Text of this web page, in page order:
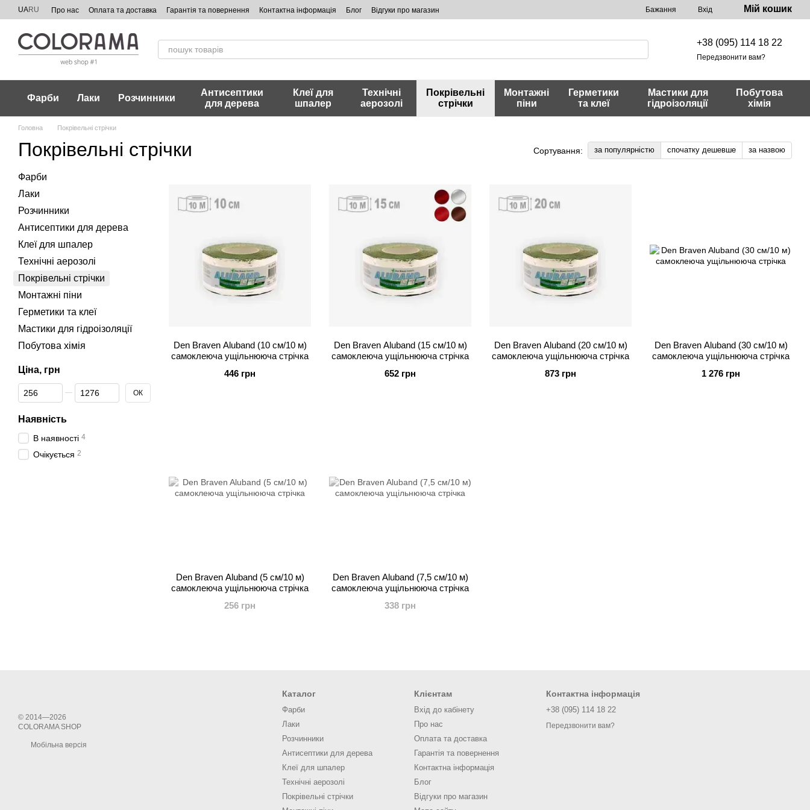
Перейти до основного контенту
UARU Про нас Оплата та доставка Гарантія та повернення Контактна інформація Блог Відгуки про магазин Бажання Вхід Мій кошик
+38 (095) 114 18 22
Передзвонити вам?
Фарби Лаки Розчинники
Антисептики
для дерева
Клеї для
шпалер
Технічні
аерозолі
Покрівельні
стрічки
Монтажні
піни
Герметики
та клеї
Мастики для
гідроізоляції
Побутова
хімія
Головна Покрівельні стрічки
Покрівельні стрічки Сортування: за популярністю спочатку дешевше за назвою
Den Braven Aluband (10 см/10 м)
самоклеюча ущільнююча стрічка
446 грн
Den Braven Aluband (15 см/10 м)
самоклеюча ущільнююча стрічка
652 грн
Den Braven Aluband (20 см/10 м)
самоклеюча ущільнююча стрічка
873 грн
Den Braven Aluband (30 см/10 м)
самоклеюча ущільнююча стрічка
1 276 грн
Den Braven Aluband (5 см/10 м)
самоклеюча ущільнююча стрічка
256 грн
Den Braven Aluband (7,5 см/10 м)
самоклеюча ущільнююча стрічка
338 грн
Фарби
Лаки
Розчинники
Антисептики для дерева
Клеї для шпалер
Технічні аерозолі
Покрівельні стрічки
Монтажні піни
Герметики та клеї
Мастики для гідроізоляції
Побутова хімія
Ціна, грн
Від Ціна, грн
До Ціна, грн ОК
Наявність
В наявності 4
Очікується 2
© 2014—2026
COLORAMA SHOP
Мобільна версія
Каталог
Фарби
Лаки
Розчинники
Антисептики для дерева
Клеї для шпалер
Технічні аерозолі
Покрівельні стрічки
Клієнтам
Вхід до кабінету
Про нас
Оплата та доставка
Гарантія та повернення
Контактна інформація
Блог
Відгуки про магазин
Контактна інформація
+38 (095) 114 18 22
Передзвонити вам?